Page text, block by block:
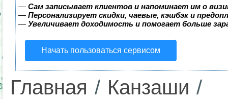
— Сам записывает клиентов и напоминает им о
— Персонализирует скидки, чаевые, кэшбэк и
— Увеличивает доходимость и помогает больше
Начать пользоваться сервисом
Главная / Канзаши /